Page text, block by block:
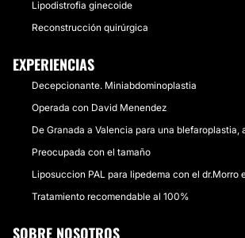
Lipodistrofia ginecoide
Reconstrucción quirúrgica
EXPERIENCIAS
Decepcionante. Miniabdominoplastia
Operada con David Menendez
De Granada a Valencia para una blefaroplastia,
Preocupada con el tamaño
Liposuccion PAL para lipedema con el dr.Morro
Tratamiento recomendable al 100%
SOBRE NOSOTROS